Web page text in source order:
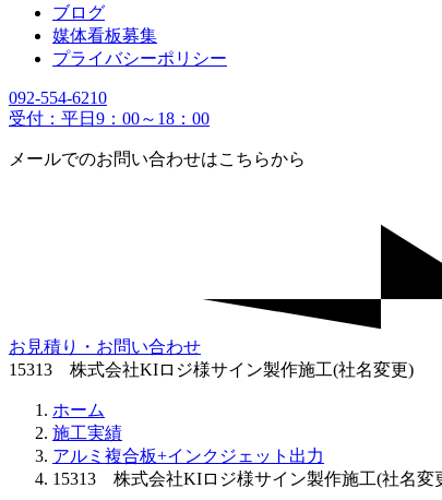
ブログ
媒体看板募集
プライバシーポリシー
092-554-6210
受付：平日9：00～18：00
メールでのお問い合わせはこちらから
お見積り・お問い合わせ
15313 株式会社KIロジ様サイン製作施工(社名変更)
ホーム
施工実績
アルミ複合板+インクジェット出力
15313 株式会社KIロジ様サイン製作施工(社名変